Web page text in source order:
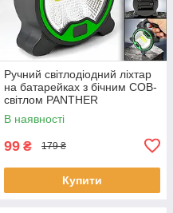
Ручний світлодіодний ліхтар
на батарейках з бічним COB-
світлом PANTHER
В наявності
99 ₴ 179 ₴
Купити